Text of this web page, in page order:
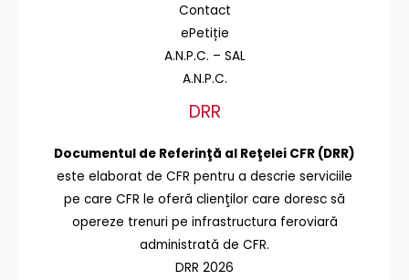
Contact
ePetiție
A.N.P.C. – SAL
A.N.P.C.
DRR
Documentul de Referinţă al Reţelei CFR (DRR)
este elaborat de CFR pentru a descrie serviciile
pe care CFR le oferă clienţilor care doresc să
opereze trenuri pe infrastructura feroviară
administrată de CFR.
DRR 2026